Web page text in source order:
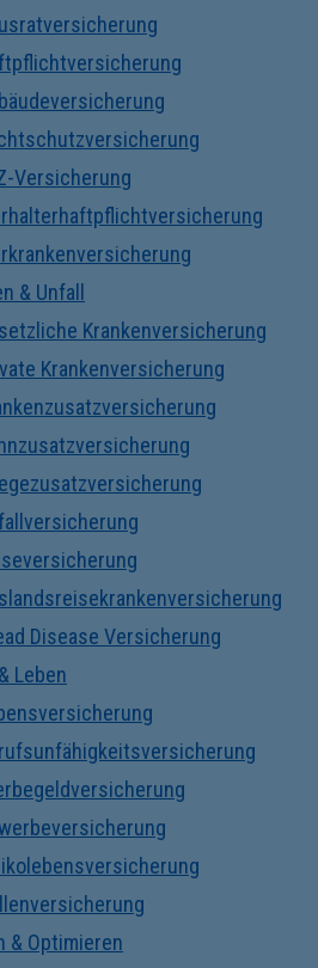
Versicherung
& Unfall
Krankenversicherung
Krankenversicherung
Disease Versicherung
Leben
& Optimieren